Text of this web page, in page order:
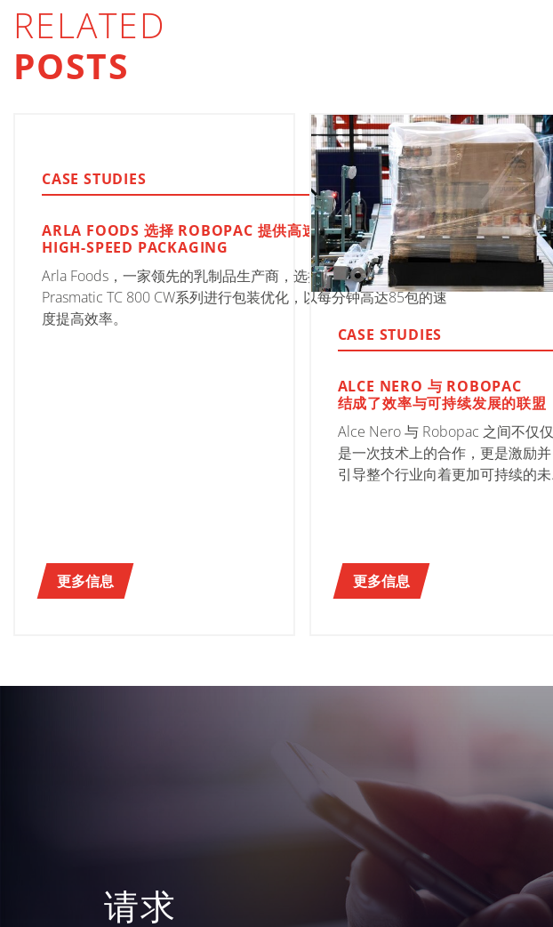
RELATED
POSTS
CASE STUDIES
ARLA FOODS 选择 ROBOPAC 提供高速包装解决方案 IN ITS
HIGH-SPEED PACKAGING
Arla Foods，一家领先的乳制品生产商，选择了Robopac的
Prasmatic TC 800 CW系列进行包装优化，以每分钟高达85包的速
度提高效率。
更多信息
CASE STUDIES
ALCE NERO 与 ROBOPAC
结成了效率与可持续发展的联盟
Alce Nero 与 Robopac 之间不仅仅
是一次技术上的合作，更是激励并
引导整个行业向着更加可持续的未
更多信息
请求